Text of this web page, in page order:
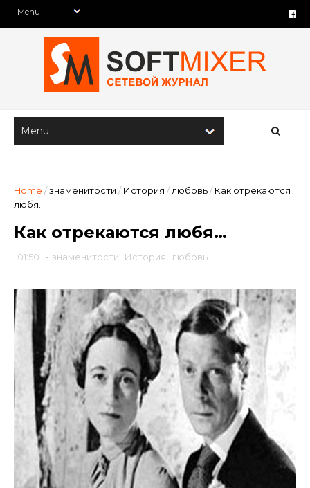
Home /знаменитости / История / любовь/ Как отрекаются
любя…
Как отрекаются любя…
01:50 - знаменитости История любовь